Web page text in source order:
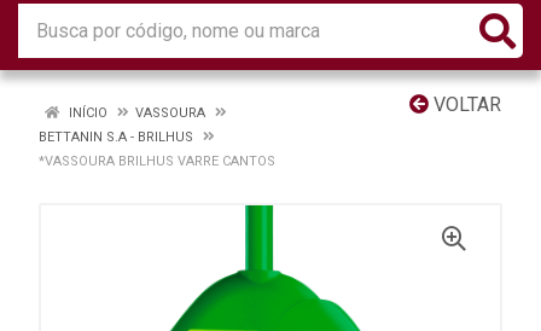
VOLTAR
INÍCIO
VASSOURA
BETTANIN S.A - BRILHUS
*VASSOURA BRILHUS VARRE CANTOS